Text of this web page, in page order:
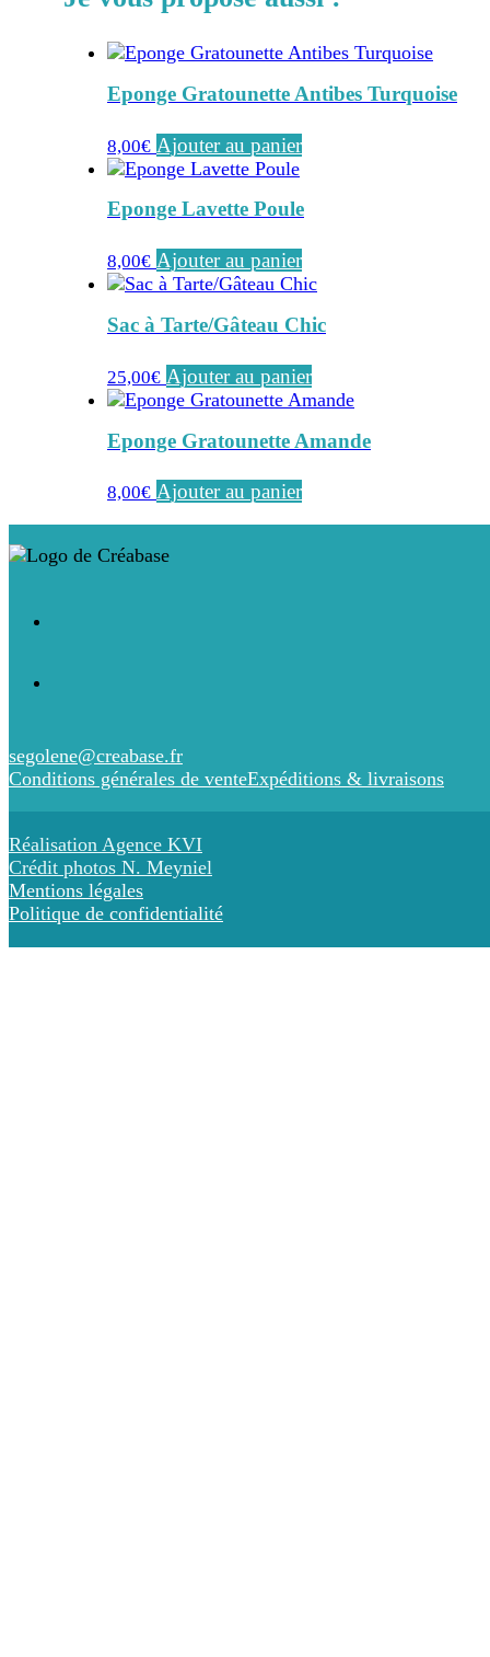
Eponge Gratounette Antibes Turquoise
8,00€ Ajouter au panier
Eponge Lavette Poule
8,00€ Ajouter au panier
Sac à Tarte/Gâteau Chic
25,00€ Ajouter au panier
Eponge Gratounette Amande
8,00€ Ajouter au panier
segolene@creabase.fr
Conditions générales de venteExpéditions & livraisons
Réalisation Agence KVI
Crédit photos N. Meyniel
Mentions légales
Politique de confidentialité